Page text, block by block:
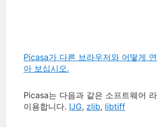
Picasa가 다른 브라우저와 어떻게
아 보십시오.
Picasa는 다음과 같은 소프트웨어
이용합니다. IJG, zlib, libtiff